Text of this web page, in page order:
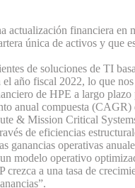
actualización financiera en
única de activos y que
de soluciones de TI
año fiscal 2022, lo que
de HPE a largo
anual compuesta
& Mission Critical
de eficiencias
ganancias operativas
modelo operativo
a una tasa de